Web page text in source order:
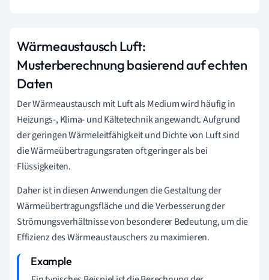
Wärmeaustausch Luft:
Musterberechnung basierend auf echten
Daten
Der Wärmeaustausch mit Luft als Medium wird häufig in
Heizungs-, Klima- und Kältetechnik angewandt. Aufgrund
der geringen Wärmeleitfähigkeit und Dichte von Luft sind
die Wärmeübertragungsraten oft geringer als bei
Flüssigkeiten.
Daher ist in diesen Anwendungen die Gestaltung der
Wärmeübertragungsfläche und die Verbesserung der
Strömungsverhältnisse von besonderer Bedeutung, um die
Effizienz des Wärmeaustauschers zu maximieren.